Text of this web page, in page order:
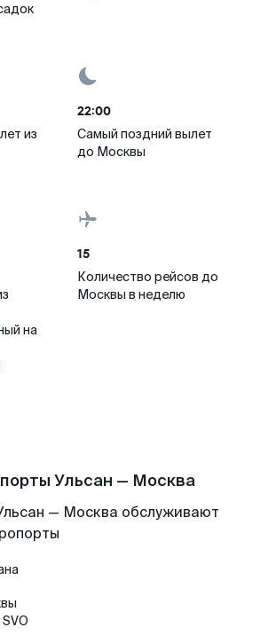
из
22:00
Самый поздний вылет
до Москвы
на
15
Количество рейсов до
Москвы в неделю
Ульсан — Москва
— Москва обслуживают
SVO